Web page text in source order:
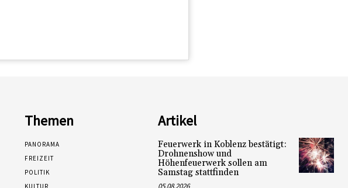
Themen
PANORAMA
FREIZEIT
POLITIK
KULTUR
Artikel
Feuerwerk in Koblenz bestätigt:
Drohnenshow und
Höhenfeuerwerk sollen am
Samstag stattfinden
05.08.2026